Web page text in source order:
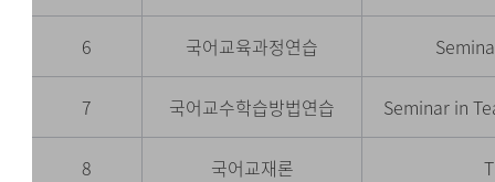
6 국어교육과정연습
7 국어교수학습방법연습 Seminar in
8 국어교재론